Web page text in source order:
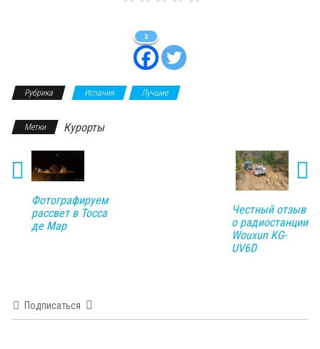
8
Рубрика Испания Лучшие
Метки Курорты
Фотографируем
рассвет в Тосса
де Мар
Честный отзыв
о радиостанции
Wouxun KG-
UV6D
Подписаться